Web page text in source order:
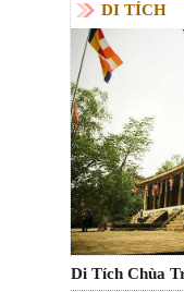
DI TÍCH
Di Tích Chùa